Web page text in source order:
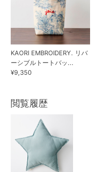
KAORI EMBROIDERY. リバ
ーシブルトートバッ...
¥9,350
閲覧履歴